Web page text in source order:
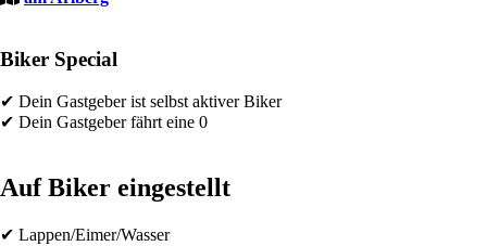
Biker Special
✔ Dein Gastgeber ist selbst aktiver Biker
✔ Dein Gastgeber fährt eine 0
Auf Biker eingestellt
✔ Lappen/Eimer/Wasser